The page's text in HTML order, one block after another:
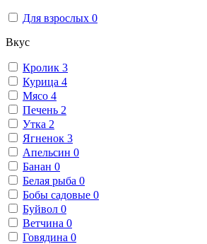
Для взрослых 0
Вкус
Кролик 3
Курица 4
Мясо 4
Печень 2
Утка 2
Ягненок 3
Апельсин 0
Банан 0
Белая рыба 0
Бобы садовые 0
Буйвол 0
Ветчина 0
Говядина 0